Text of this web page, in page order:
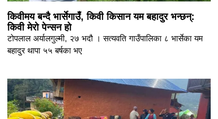
किवीमय बन्दै भार्सेगाउँ, किवी किसान यम बहादुर भन्छन्:
किवी मेरो पेन्सन हो
टोपलाल अर्यालगुल्मी, २७ भदौ । सत्यवति गाउँपालिका ८ भार्सेका यम
बहादुर थापा ५५ बर्षका भए